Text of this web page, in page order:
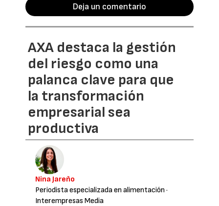
Deja un comentario
AXA destaca la gestión
del riesgo como una
palanca clave para que
la transformación
empresarial sea
productiva
Nina Jareño
Periodista especializada en alimentación ·
Interempresas Media